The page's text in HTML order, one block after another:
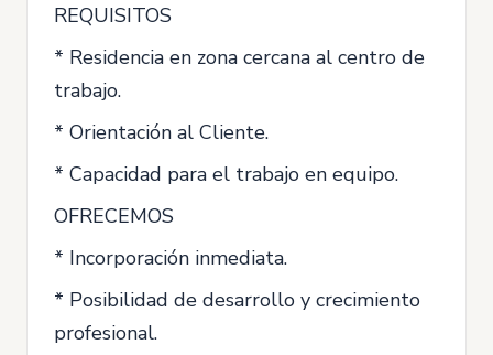
REQUISITOS
* Residencia en zona cercana al centro de
trabajo.
* Orientación al Cliente.
* Capacidad para el trabajo en equipo.
OFRECEMOS
* Incorporación inmediata.
* Posibilidad de desarrollo y crecimiento
profesional.